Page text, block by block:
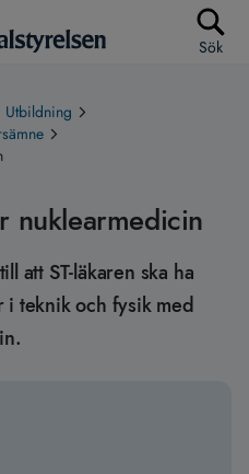
Sök
Utbildning
nuklearmedicin
att ST-läkaren ska ha
teknik och fysik med